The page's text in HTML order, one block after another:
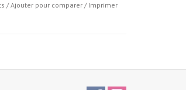
/Ajouter pour comparer / Imprimer